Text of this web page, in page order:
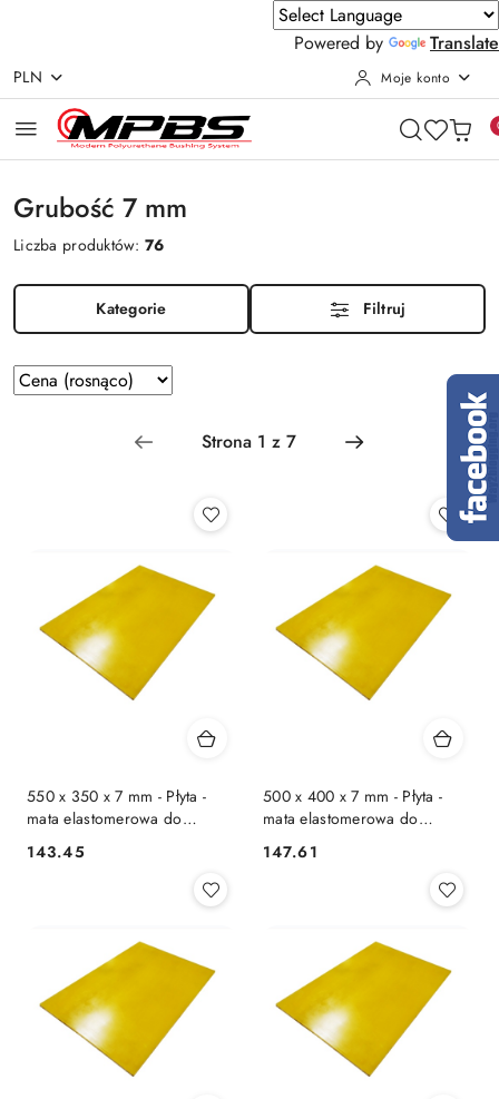
Powered by
Translate
Przejdź do treści głównej
Przejdź do wyszukiwarki
Przejdź do moje konto
Przejdź do menu głównego
Przejdź do stopki
PLN Moje konto
Grubość 7 mm
Liczba produktów:76
Kategorie Filtruj
Zastosowano
sortowanie:
Sortuj
według
550 x 350 x 7 mm - Płyta -
mata elastomerowa do
zagęszczarki
Cena:
143.45
500 x 400 x 7 mm - Płyta -
mata elastomerowa do
zagęszczarki
Cena:
147.61